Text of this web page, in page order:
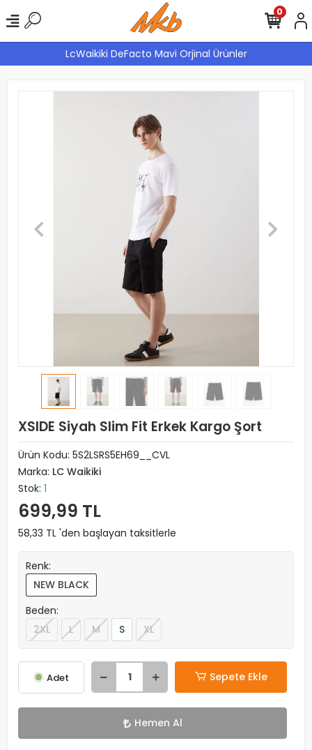
LcWaikiki DeFacto Mavi Orjinal Ürünler
0
XSIDE Siyah Slim Fit Erkek Kargo Şort
Ürün Kodu: 5S2LSRS5EH69__CVL
Marka: LC Waikiki
Stok: 1
699,99 TL
58,33 TL 'den başlayan taksitlerle
Renk:
NEW BLACK
Beden:
2XL
L M S XL
Adet Sepete Ekle
Hemen Al